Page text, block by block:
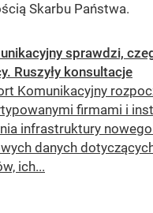
Skarbu Państwa.
sprawdzi,
Ruszyły konsultacje
Komunikacyjny
firmami i
infrastruktury
danych
ich...